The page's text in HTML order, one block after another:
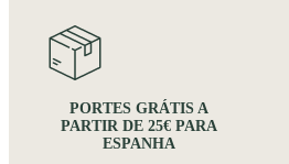
PORTES GRÁTIS A
PARTIR DE 25€ PARA
ESPANHA